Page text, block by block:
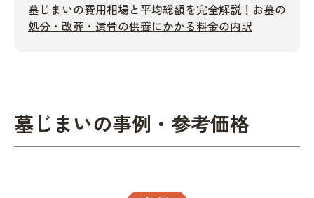
墓じまいの費用相場と平均総額を完全解説！お墓の
処分・改葬・遺骨の供養にかかる料金の内訳
墓じまいの事例・参考価格